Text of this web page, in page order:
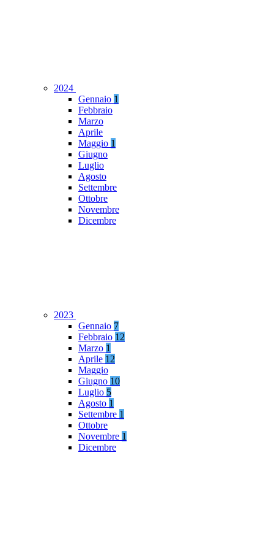
2024
Gennaio 1
Febbraio
Marzo
Aprile
Maggio 1
Giugno
Luglio
Agosto
Settembre
Ottobre
Novembre
Dicembre
2023
Gennaio 7
Febbraio 12
Marzo 1
Aprile 12
Maggio
Giugno 10
Luglio 5
Agosto 1
Settembre 1
Ottobre
Novembre 1
Dicembre